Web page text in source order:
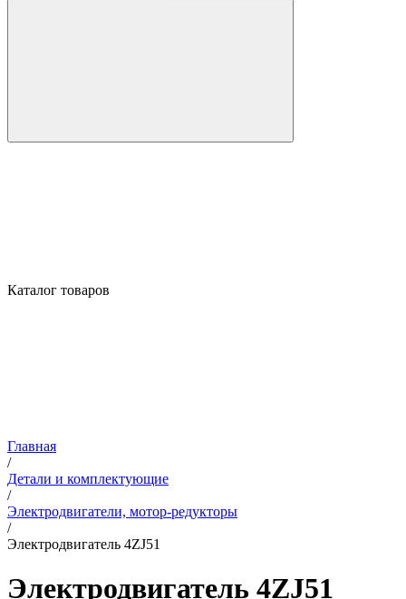
Каталог товаров
Главная
/
Детали и комплектующие
/
Электродвигатели, мотор-редукторы
/
Электродвигатель 4ZJ51
Электродвигатель 4ZJ51